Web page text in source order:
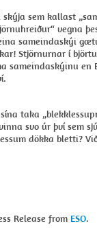
sem kallast
vegna
sameindaskýi
Stjörnurnar í
sameindaskýinu en
taka
svo úr því sem
dökka bletti?
Release from ESO.